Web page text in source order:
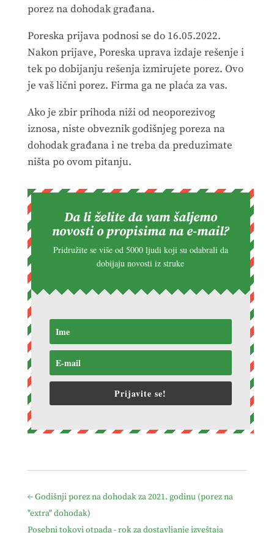
porez na dohodak građana.
Poreska prijava podnosi se do 16.05.2022.
Nakon prijave, Poreska uprava izdaje rešenje i
tek po dobijanju rešenja izmirujete porez. Ovo
je vaš lični porez. Firma ga ne plaća za vas.
Ako je zbir prihoda niži od neoporezivog
iznosa, niste obveznik godišnjeg poreza na
dohodak građana i ne treba da preduzimate
ništa po ovom pitanju.
Da li želite da vam šaljemo
novosti o propisima na e-mail?
Pridružite se više od 5000 ljudi koji su odabrali da
dobijaju novosti iz struke
Prijavite se!
←Godišnji porez na dohodak za 2021. godinu (porez na
"extra" dohodak)
Posebni tokovi otpada - rok za dostavljanje izveštaja